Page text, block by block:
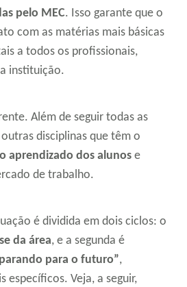
pelo MEC. Isso garante que o
com as matérias mais básicas
a todos os profissionais,
instituição.
Além de seguir todas as
disciplinas que têm o
aprendizado dos alunos e
de trabalho.
é dividida em dois ciclos: o
da área, e a segunda é
para o futuro”,
específicos. Veja, a seguir,